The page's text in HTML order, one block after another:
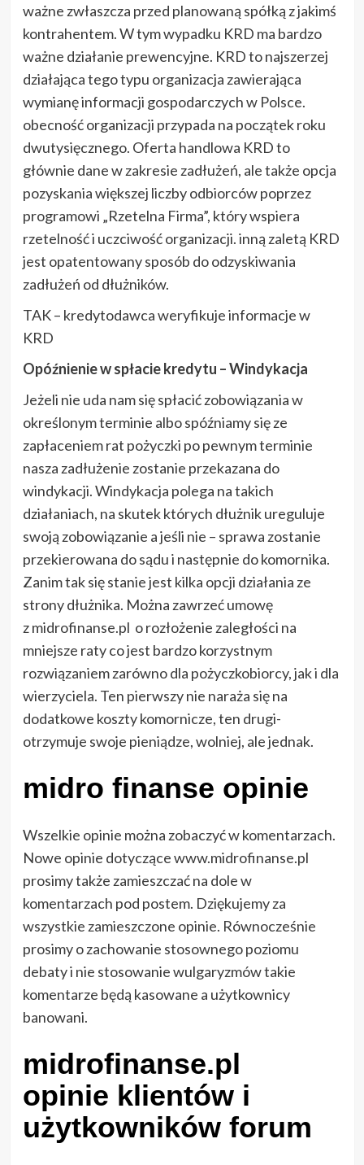
ważne zwłaszcza przed planowaną spółką z jakimś
kontrahentem. W tym wypadku KRD ma bardzo
ważne działanie prewencyjne. KRD to najszerzej
działająca tego typu organizacja zawierająca
wymianę informacji gospodarczych w Polsce.
obecność organizacji przypada na początek roku
dwutysięcznego. Oferta handlowa KRD to
głównie dane w zakresie zadłużeń, ale także opcja
pozyskania większej liczby odbiorców poprzez
programowi „Rzetelna Firma”, który wspiera
rzetelność i uczciwość organizacji. inną zaletą KRD
jest opatentowany sposób do odzyskiwania
zadłużeń od dłużników.
TAK – kredytodawca weryfikuje informacje w
KRD
Opóźnienie w spłacie kredytu – Windykacja
Jeżeli nie uda nam się spłacić zobowiązania w
określonym terminie albo spóźniamy się ze
zapłaceniem rat pożyczki po pewnym terminie
nasza zadłużenie zostanie przekazana do
windykacji. Windykacja polega na takich
działaniach, na skutek których dłużnik ureguluje
swoją zobowiązanie a jeśli nie – sprawa zostanie
przekierowana do sądu i następnie do komornika.
Zanim tak się stanie jest kilka opcji działania ze
strony dłużnika. Można zawrzeć umowę
z midrofinanse.pl o rozłożenie zaległości na
mniejsze raty co jest bardzo korzystnym
rozwiązaniem zarówno dla pożyczkobiorcy, jak i dla
wierzyciela. Ten pierwszy nie naraża się na
dodatkowe koszty komornicze, ten drugi-
otrzymuje swoje pieniądze, wolniej, ale jednak.
midro finanse opinie
Wszelkie opinie można zobaczyć w komentarzach.
Nowe opinie dotyczące www.midrofinanse.pl
prosimy także zamieszczać na dole w
komentarzach pod postem. Dziękujemy za
wszystkie zamieszczone opinie. Równocześnie
prosimy o zachowanie stosownego poziomu
debaty i nie stosowanie wulgaryzmów takie
komentarze będą kasowane a użytkownicy
banowani.
midrofinanse.pl
opinie klientów i
użytkowników forum